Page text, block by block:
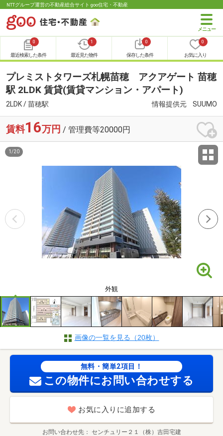
NTTグループ運営の不動産総合サイト goo住宅・不動産
0
最近検索した条件
1
最近見た物件
0
保存した条件
0
お気に入り
プレミストタワーズ札幌苗穂 アクアゲート 苗穂
駅 2LDK 賃貸(賃貸マンション・アパート)
2LDK / 苗穂駅 情報提供元 SUUMO
賃料16万円 / 管理費等20000円
外観
1 /20
画像の一覧を見る（20枚）
無料・簡単2項目！
この物件にお問い合わせする
お気に入りに追加する
お問い合わせ先 センチュリー２１（株）吉田宅建